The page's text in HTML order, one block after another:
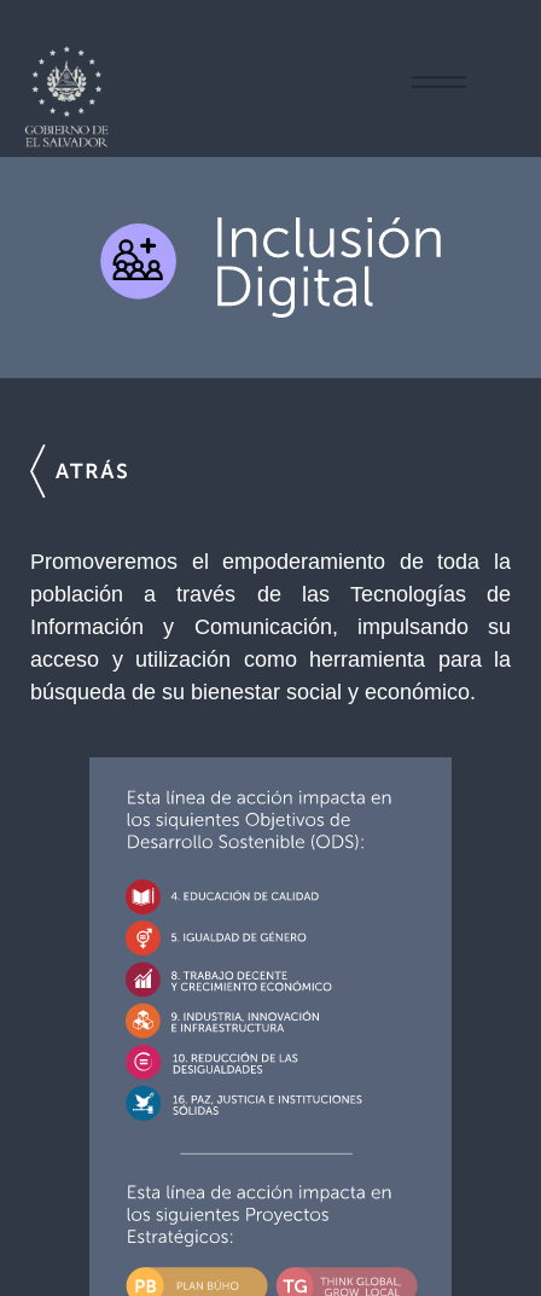
Promoveremos el empoderamiento de toda la
población a través de las Tecnologías de
Información y Comunicación, impulsando su
acceso y utilización como herramienta para la
búsqueda de su bienestar social y económico.